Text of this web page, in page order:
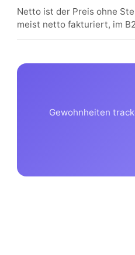
Netto ist der Preis ohne
meist netto fakturiert, im
Gewohnheiten